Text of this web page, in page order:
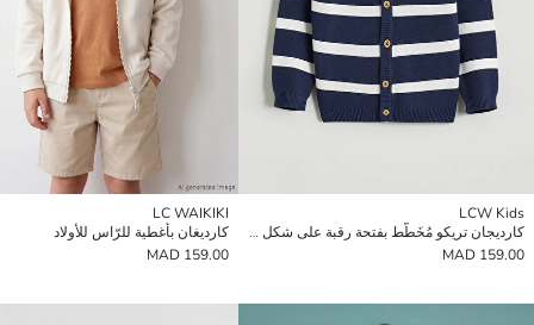
LCW Kids
كارديجان تريكو مُخَطَّط بفتحة رقبة على شكل حرف V للأولاد
159.00 MAD
LC WAIKIKI
كارديغان بأغطية للرّاس للأولاد
159.00 MAD